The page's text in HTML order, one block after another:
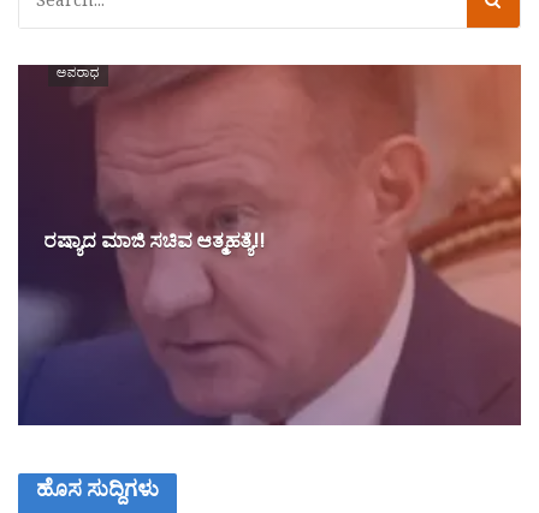
ಅಪರಾಧ
ರಷ್ಯಾದ ಮಾಜಿ ಸಚಿವ ಆತ್ಮಹತ್ಯೆ!!
ಹೊಸ ಸುದ್ದಿಗಳು